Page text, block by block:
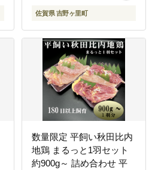
佐賀県 吉野ヶ里町
数量限定 平飼い秋田比内
地鶏 まるっと1羽セット
約900g～ 詰め合わせ 平